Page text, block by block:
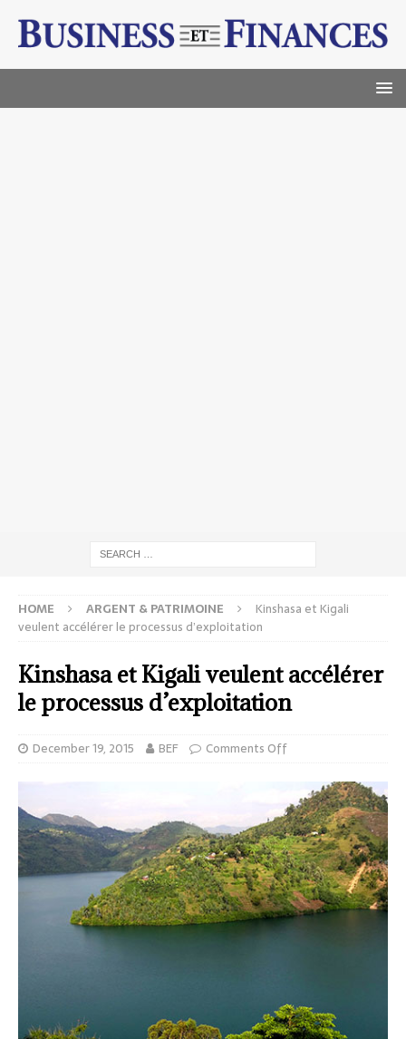
HOME ARGENT & PATRIMOINE
Kinshasa et Kigali
veulent accélérer le processus d’exploitation
Kinshasa et Kigali veulent accélérer
le processus d’exploitation
December 19, 2015 BEF Comments Off